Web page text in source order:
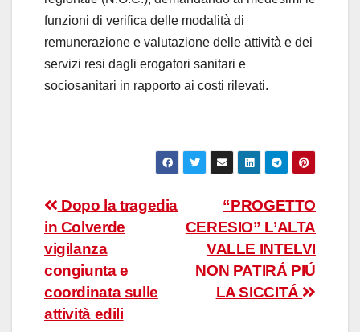
funzioni di verifica delle modalità di
remunerazione e valutazione delle attività e dei
servizi resi dagli erogatori sanitari e
sociosanitari in rapporto ai costi rilevati.
Navigazione
articoli
“PROGETTO
CERESIO” L’ALTA
VALLE INTELVI
NON PATIRÁ PIÚ
LA SICCITÁ
Dopo la tragedia
in Colverde
vigilanza
congiunta e
coordinata sulle
attività edili